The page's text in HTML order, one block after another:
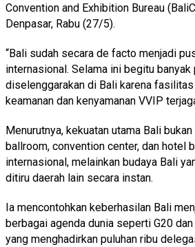
Convention and Exhibition Bureau
Denpasar, Rabu (27/5).
“Bali sudah secara de facto menjadi
internasional. Selama ini begitu banyak
diselenggarakan di Bali karena
keamanan dan kenyamanan VVIP
Menurutnya, kekuatan utama Bali
ballroom, convention center, dan hotel
internasional, melainkan budaya Bali
ditiru daerah lain secara instan.
Ia mencontohkan keberhasilan Bali
berbagai agenda dunia seperti G20
yang menghadirkan puluhan ribu